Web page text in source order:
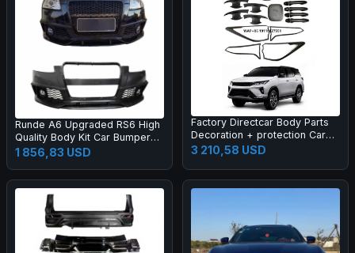
Runde A6 Upgraded RS6 High
Quality Body Kit Car Bumper
Grille Rear Lips Tail Throat Tail
Wing Manufacturer Direct
1 856,83 USD
Factory Directcar Body Parts
Decoration + protection Car
Body Parts Car Accessories
3 210,58 USD